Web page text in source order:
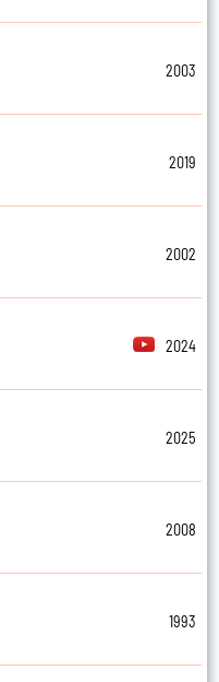
2003
2019
2002
2024
2025
2008
1993